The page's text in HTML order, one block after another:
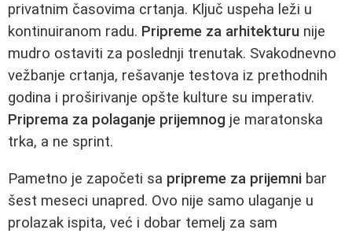
privatnim časovima crtanja. Ključ uspeha leži u
kontinuiranom radu. Pripreme za arhitekturu nije
mudro ostaviti za poslednji trenutak. Svakodnevno
vežbanje crtanja, rešavanje testova iz prethodnih
godina i proširivanje opšte kulture su imperativ.
Priprema za polaganje prijemnog je maratonska
trka, a ne sprint.
Pametno je započeti sa pripreme za prijemni bar
šest meseci unapred. Ovo nije samo ulaganje u
prolazak ispita, već i dobar temelj za sam